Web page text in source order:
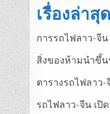
เรื่องล่าสุด
การรถไฟลาว-จี
สิ่งของห้ามนำขึ้น
ตารางรถไฟลาว-
รถไฟลาว-จีน เปิ